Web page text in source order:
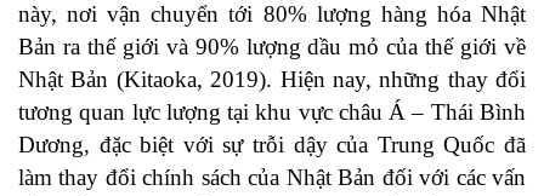
này, nơi vận chuyển tới 80% lượng hàng hóa Nhật
Bản ra thế giới và 90% lượng dầu mỏ của thế giới về
Nhật Bản (Kitaoka, 2019). Hiện nay, những thay đổi
tương quan lực lượng tại khu vực châu Á – Thái Bình
Dương, đặc biệt với sự trỗi dậy của Trung Quốc đã
làm thay đổi chính sách của Nhật Bản đối với các vấn